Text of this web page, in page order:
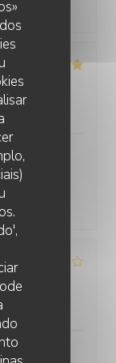
contact
Nous
gourmands